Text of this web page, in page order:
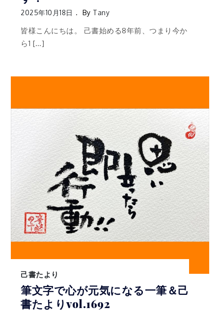
2025年10月18日 By Tany
皆様こんにちは。 己書始める8年前、つまり今か
ら1 […]
己書たより
筆文字で心が元気になる一筆＆己
書たよりvol.1692